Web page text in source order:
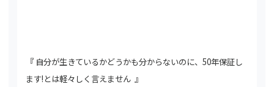
『 自分が生きているかどうかも分からないのに、50年保証し
ます!とは軽々しく言えません 』